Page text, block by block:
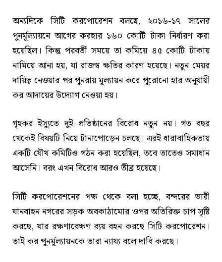
অন্যদিকে সিটি করপোরেশন বলছে, ২০১৬-১৭ সালের
পুনর্মূল্যায়নে আগের করহার ১৬০ কোটি টাকা নির্ধারণ করা
হয়েছিল। কিন্তু পরবর্তী সময়ে তা কমিয়ে ৪৫ কোটি টাকায়
নামিয়ে আনা হয়, যা রাজস্ব ক্ষতির কারণ হয়েছে। নতুন মেয়র
দায়িত্ব নেওয়ার পর পুনরায় মূল্যায়ন করে পুরোনো হার অনুযায়ী
কর আদায়ের উদ্যোগ নেওয়া হয়।
গৃহকর ইস্যুতে দুই প্রতিষ্ঠানের বিরোধ নতুন নয়। গত বছর
থেকেই বিষয়টি নিয়ে টানাপোড়েন চলছে। এরই ধারাবাহিকতায়
একটি যৌথ কমিটিও গঠন করা হয়েছিল, তবে তাতেও সমাধান
আসেনি। বরং এখন বিরোধ আরও তীব্র হয়েছে।
সিটি করপোরেশনের পক্ষ থেকে বলা হচ্ছে, বন্দরের ভারী
যানবাহন নগরের সড়ক অবকাঠামোর ওপর অতিরিক্ত চাপ সৃষ্টি
করছে, যার রক্ষণাবেক্ষণ ব্যয় বহন করছে সিটি করপোরেশন।
তাই কর পুনর্মূল্যায়নকে তারা ন্যায্য বলে দাবি করছে।